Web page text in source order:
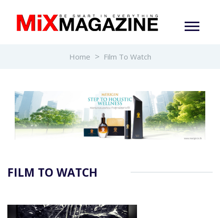
Home Film To Watch
FILM TO WATCH